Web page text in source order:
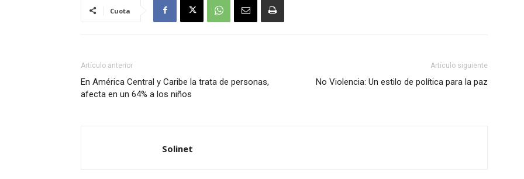
Cuota
Artículo anterior
En América Central y Caribe la trata de personas,
afecta en un 64% a los niños
Artículo siguiente
No Violencia: Un estilo de política para la paz
Solinet